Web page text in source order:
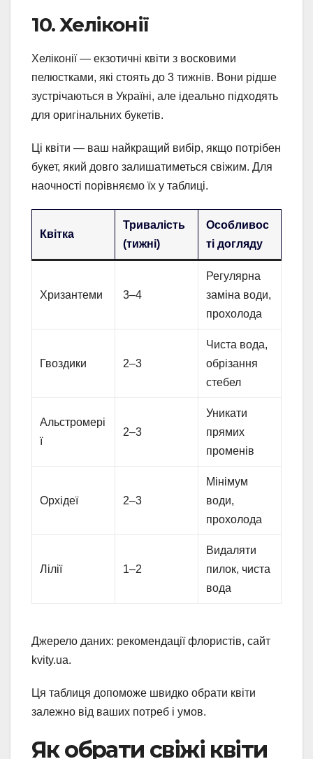
10. Хеліконії
Хеліконії — екзотичні квіти з восковими
пелюстками, які стоять до 3 тижнів. Вони рідше
зустрічаються в Україні, але ідеально підходять
для оригінальних букетів.
Ці квіти — ваш найкращий вибір, якщо потрібен
букет, який довго залишатиметься свіжим. Для
наочності порівняємо їх у таблиці.
Квітка
Тривалість
(тижні)
Особливос
ті догляду
Хризантеми 3–4
Регулярна
заміна води,
прохолода
Гвоздики 2–3
Чиста вода,
обрізання
стебел
Альстромері
ї
2–3
Уникати
прямих
променів
Орхідеї 2–3
Мінімум
води,
прохолода
Лілії 1–2
Видаляти
пилок, чиста
вода
Джерело даних: рекомендації флористів, сайт
kvity.ua.
Ця таблиця допоможе швидко обрати квіти
залежно від ваших потреб і умов.
Як обрати свіжі квіти